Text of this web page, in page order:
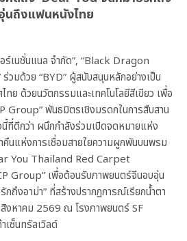
นถึงแฟนหนังไทย
เนชั่นแนล จำกัด”, “Black Dragon
มด้วย “BYD” ผู้สนับสนุนหลักอย่างเป็น
ทย ด้วยนวัตกรรมและเทคโนโลยีสีเขียว เพื่อ
Group” พันธมิตรเชิงมรดกในการสืบสาน
ที่ดีกว่า ผนึกกำลังร่วมเปิดจดหมายแห่ง
คืนแห่งการเชื่อมสายใยความผูกพันบนพรม
You Thailand Red Carpet
Group” เพื่อต้อนรับภาพยนตร์จีนอบอุ่น
ถึงอาม่า” ที่สร้างปรากฏการณ์เรียกน้ำตา
สิงหาคม 2569 ณ โรงภาพยนตร์ SF
ซ็นทรัลเวิลด์